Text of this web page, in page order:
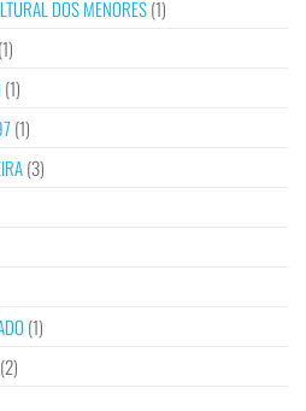
DOS MENORES(1)
(1)
(1)
(1)
(3)
(1)
(2)